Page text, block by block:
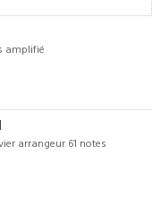
amplifié
arrangeur 61 notes